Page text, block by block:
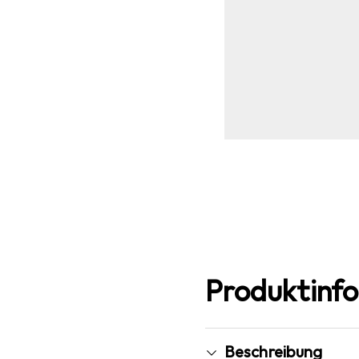
Beschreibung